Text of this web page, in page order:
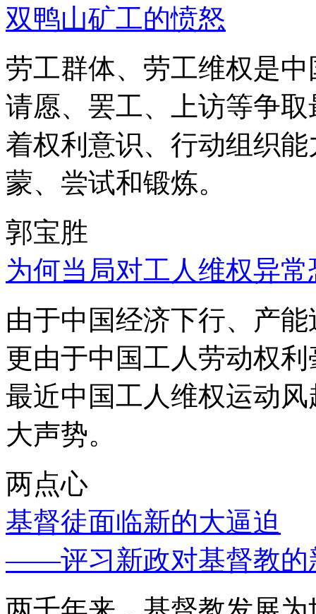
双鸭山矿工的愤怒
劳工群体、劳工维权是
请愿、罢工、上访等争
着权利意识、行动组织
蒙、尝试和锻炼。
郭宝胜
为何当局对工人维权异
由于中国经济下行、产
更由于中国工人劳动权
最近中国工人维权运动
大声势。
两点心
基督徒面临新的大逼迫
——评习新政对基督教的